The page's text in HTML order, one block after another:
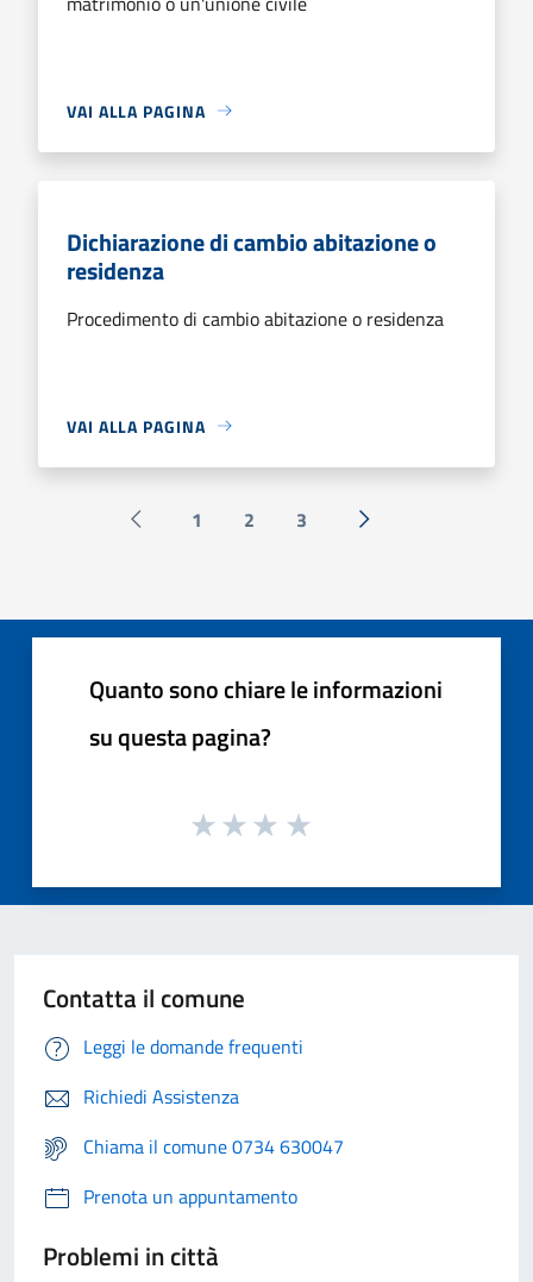
VAI ALLA PAGINA
Dichiarazione di cambio abitazione o
residenza
Procedimento di cambio abitazione o residenza
VAI ALLA PAGINA
Pagina precedente
1 2 3 Successiva »
Quanto sono chiare le informazioni
su questa pagina?
Contatta il comune
Leggi le domande frequenti
Richiedi Assistenza
Chiama il comune 0734 630047
Prenota un appuntamento
Problemi in città